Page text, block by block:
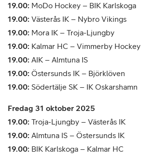
19.00: MoDo Hockey – BIK Karlskoga
19.00: Västerås IK – Nybro Vikings
19.00: Mora IK – Troja-Ljungby
19.00: Kalmar HC – Vimmerby Hockey
19.00: AIK – Almtuna IS
19.00: Östersunds IK – Björklöven
19.00: Södertälje SK – IK Oskarshamn
Fredag 31 oktober 2025
19.00: Troja-Ljungby – Västerås IK
19.00: Almtuna IS – Östersunds IK
19.00: BIK Karlskoga – Kalmar HC